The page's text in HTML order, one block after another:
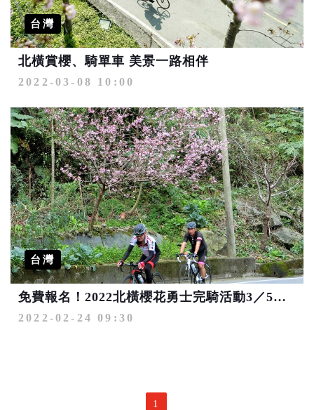
台灣
北橫賞櫻、騎單車 美景一路相伴
2022-03-08 10:00
台灣
免費報名！2022北橫櫻花勇士完騎活動3／5登場
2022-02-24 09:30
1